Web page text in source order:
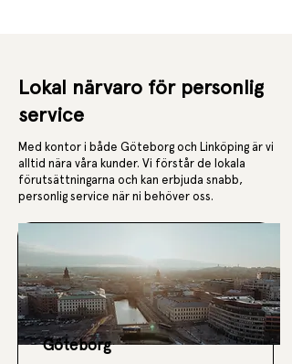
Lokal närvaro för personlig
service
Med kontor i både Göteborg och Linköping är vi
alltid nära våra kunder. Vi förstår de lokala
förutsättningarna och kan erbjuda snabb,
personlig service när ni behöver oss.
Göteborg